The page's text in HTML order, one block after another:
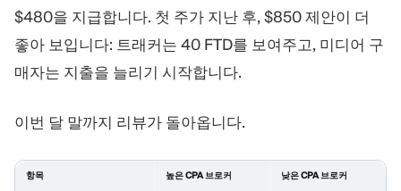
$480을 지급합니다. 첫 주가 지난 후, $850 제안이 더
좋아 보입니다: 트래커는 40 FTD를 보여주고, 미디어 구
매자는 지출을 늘리기 시작합니다.
이번 달 말까지 리뷰가 돌아옵니다.
항목 높은 CPA 브로커 낮은 CPA 브로커